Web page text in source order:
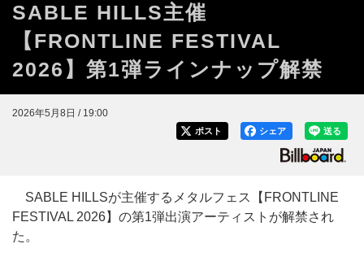
SABLE HILLS主催
【FRONTLINE FESTIVAL
2026】第1弾ラインナップ解禁
2026年5月8日 / 19:00
送る
シェア
ポスト
SABLE HILLSが主催するメタルフェス【FRONTLINE
FESTIVAL 2026】の第1弾出演アーティストが解禁され
た。